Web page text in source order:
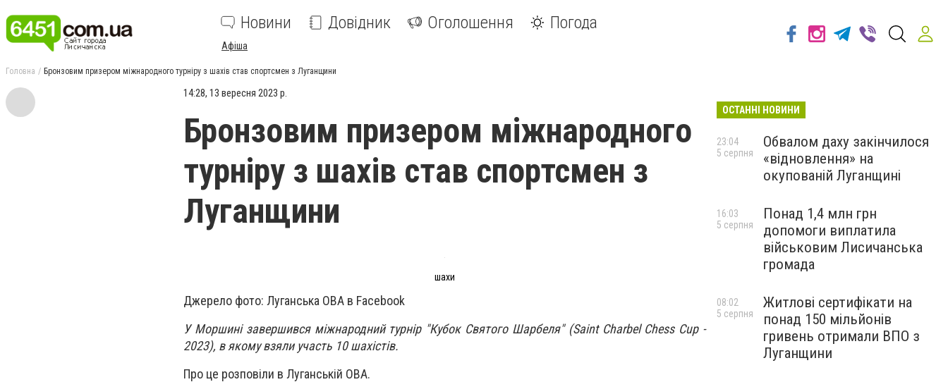
Новини Довідник Оголошення Погода
Афіша
Головна Бронзовим призером міжнародного турніру з шахів став спортсмен з Луганщини
14:28, 13 вересня 2023 р.
Бронзовим призером міжнародного
турніру з шахів став спортсмен з
Луганщини
шахи
Джерело фото: Луганська ОВА в Facebook
У Моршині завершився міжнародний турнір "Кубок Святого Шарбеля" (Saint Charbel Chess Cup -
2023), в якому взяли участь 10 шахістів.
Про це розповіли в Луганській ОВА.
ОСТАННІ НОВИНИ
Обвалом даху закінчилося
«відновлення» на
окупованій Луганщині
23:04
5 серпня
Понад 1,4 млн грн
допомоги виплатила
військовим Лисичанська
громада
16:03
5 серпня
Житлові сертифікати на
понад 150 мільйонів
гривень отримали ВПО з
Луганщини
08:02
5 серпня